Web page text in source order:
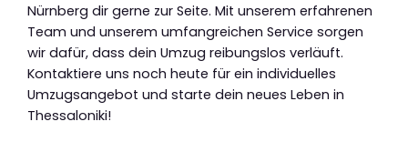
Nürnberg dir gerne zur Seite. Mit unserem erfahrenen
Team und unserem umfangreichen Service sorgen
wir dafür, dass dein Umzug reibungslos verläuft.
Kontaktiere uns noch heute für ein individuelles
Umzugsangebot und starte dein neues Leben in
Thessaloniki!